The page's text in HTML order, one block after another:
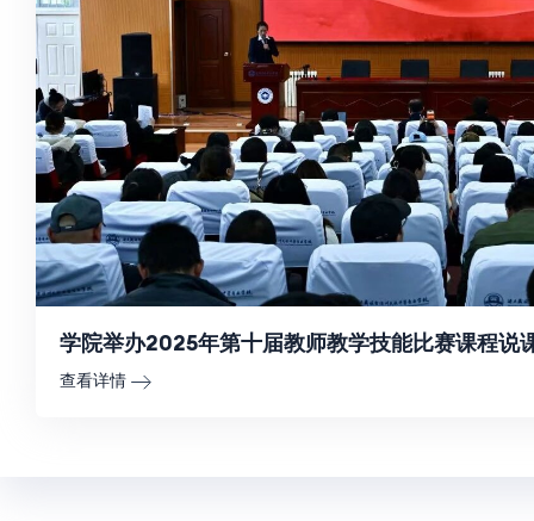
学院举办2025年第十届教师教学技能比赛课程说
查看详情